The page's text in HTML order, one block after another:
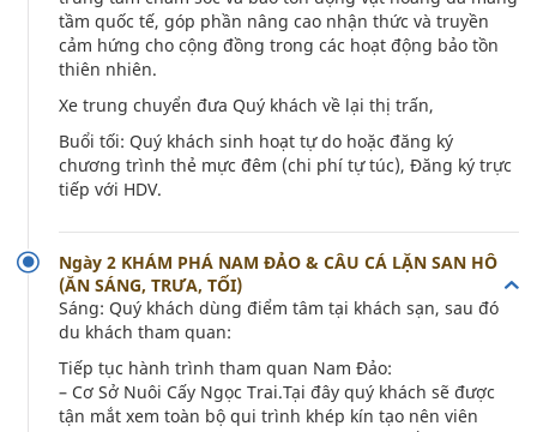
tầm quốc tế, góp phần nâng cao nhận thức và truyền
cảm hứng cho cộng đồng trong các hoạt động bảo tồn
thiên nhiên.
Xe trung chuyển đưa Quý khách về lại thị trấn,
Buổi tối: Quý khách sinh hoạt tự do hoặc đăng ký
chương trình thẻ mực đêm (chi phí tự túc), Đăng ký trực
tiếp với HDV.
Ngày 2 KHÁM PHÁ NAM ĐẢO & CÂU CÁ LẶN SAN HÔ
(ĂN SÁNG, TRƯA, TỐI)
Sáng: Quý khách dùng điểm tâm tại khách sạn, sau đó
du khách tham quan:
Tiếp tục hành trình tham quan Nam Đảo:
– Cơ Sở Nuôi Cấy Ngọc Trai.Tại đây quý khách sẽ được
tận mắt xem toàn bộ qui trình khép kín tạo nên viên